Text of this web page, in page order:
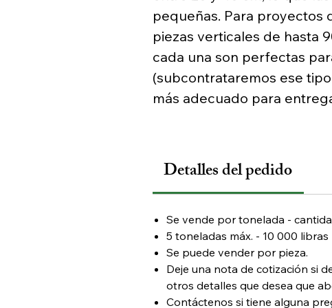
pequeñas. Para proyectos
piezas verticales de hasta
cada una son perfectas
(subcontrataremos ese
más adecuado para
Detalles del pedido
Se vende por tonelada -
5 toneladas máx. - 10 000 libras
Se puede vender por pieza.
Deje una nota de cotización si
otros detalles que desea que
Contáctenos si tiene alguna